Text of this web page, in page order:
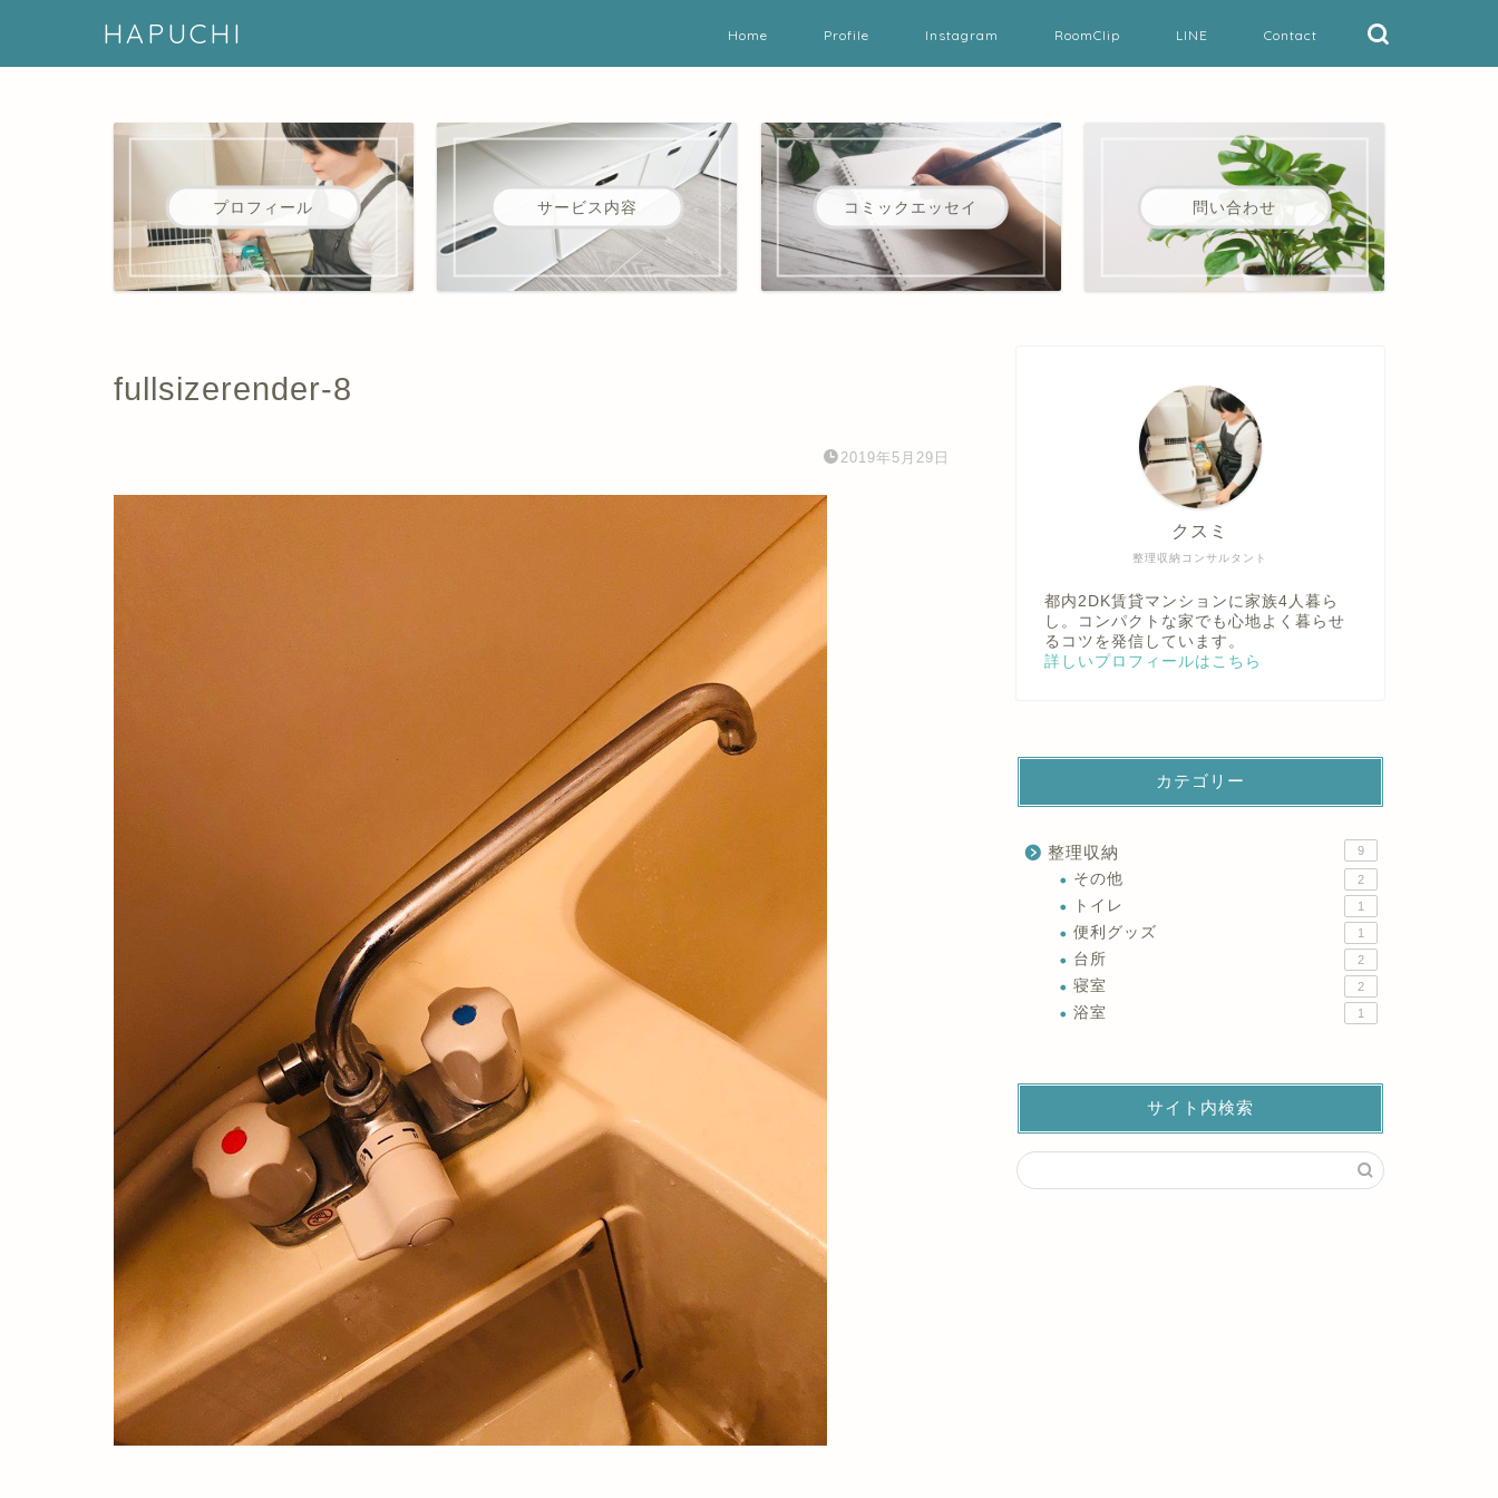
HAPUCHI Home Profile Instagram RoomClip LINE Contact
プロフィール サービス内容 コミックエッセイ 問い合わせ
fullsizerender-8
2019年5月29日
整理収納コンサルタント
クスミ
都内2DK賃貸マンションに家族4人暮ら
し。コンパクトな家でも心地よく暮らせ
るコツを発信しています。
詳しいプロフィールはこちら
カテゴリー
整理収納 9
その他 2
トイレ 1
便利グッズ 1
台所 2
寝室 2
浴室 1
サイト内検索